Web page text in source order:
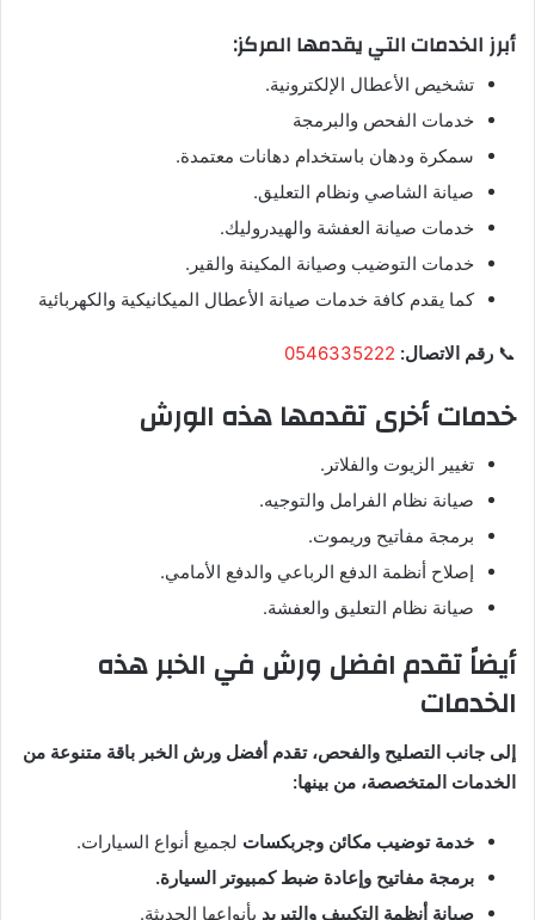
أبرز الخدمات التي يقدمها المركز:
تشخيص الأعطال الإلكترونية.
خدمات الفحص والبرمجة
سمكرة ودهان باستخدام دهانات معتمدة.
صيانة الشاصي ونظام التعليق.
خدمات صيانة العفشة والهيدروليك.
خدمات التوضيب وصيانة المكينة والقير.
كما يقدم كافة خدمات صيانة الأعطال الميكانيكية والكهربائية
📞 رقم الاتصال: 0546335222
خدمات أخرى تقدمها هذه الورش
تغيير الزيوت والفلاتر.
صيانة نظام الفرامل والتوجيه.
برمجة مفاتيح وريموت.
إصلاح أنظمة الدفع الرباعي والدفع الأمامي.
صيانة نظام التعليق والعفشة.
أيضاً تقدم افضل ورش في الخبر هذه
الخدمات
إلى جانب التصليح والفحص، تقدم أفضل ورش الخبر باقة متنوعة من
الخدمات المتخصصة، من بينها:
خدمة توضيب مكائن وجربكسات لجميع أنواع السيارات.
برمجة مفاتيح وإعادة ضبط كمبيوتر السيارة.
صيانة أنظمة التكييف والتبريد بأنواعها الحديثة.